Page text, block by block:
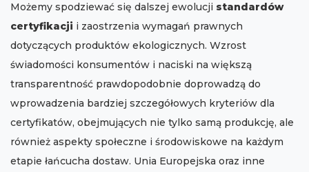
Możemy spodziewać się dalszej ewolucji standardów
certyfikacji i zaostrzenia wymagań prawnych
dotyczących produktów ekologicznych. Wzrost
świadomości konsumentów i naciski na większą
transparentność prawdopodobnie doprowadzą do
wprowadzenia bardziej szczegółowych kryteriów dla
certyfikatów, obejmujących nie tylko samą produkcję, ale
również aspekty społeczne i środowiskowe na każdym
etapie łańcucha dostaw. Unia Europejska oraz inne